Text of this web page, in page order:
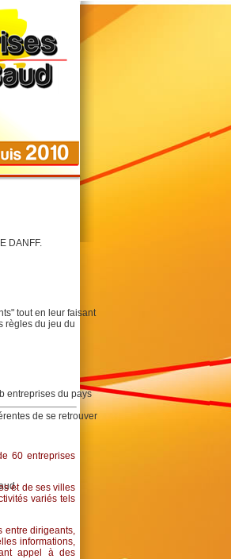
DANFF.
tout en leur faisant
règles du jeu du
entreprises du pays
de se retrouver
60 entreprises
et de ses villes
variés tels
entre dirigeants,
informations,
appel à des